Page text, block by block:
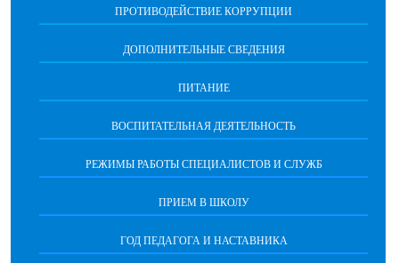
ПРОТИВОДЕЙСТВИЕ КОРРУПЦИИ
ДОПОЛНИТЕЛЬНЫЕ СВЕДЕНИЯ
ПИТАНИЕ
ВОСПИТАТЕЛЬНАЯ ДЕЯТЕЛЬНОСТЬ
РЕЖИМЫ РАБОТЫ СПЕЦИАЛИСТОВ И СЛУЖБ
ПРИЕМ В ШКОЛУ
ГОД ПЕДАГОГА И НАСТАВНИКА